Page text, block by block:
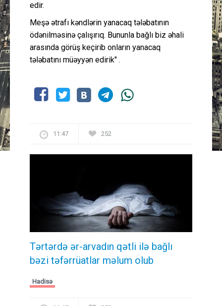
edir.
Meşə ətrafı kəndlərin yanacaq tələbatının
ödənilməsinə çalışırıq. Bununla bağlı biz əhali
arasında görüş keçirib onların yanacaq
tələbatını müəyyən edirik" .
11:47 252
Tərtərdə ər-arvadın qətli ilə bağlı
bəzi təfərrüatlar məlum olub
Hadisə